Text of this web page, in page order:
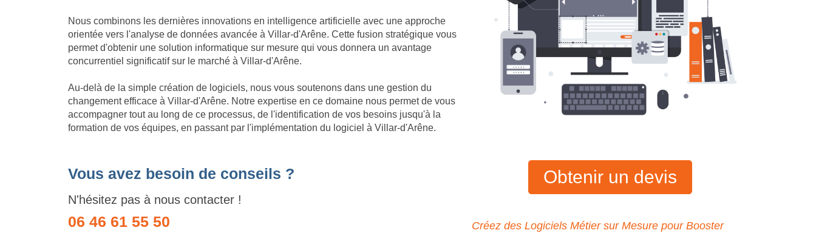
Nous combinons les dernières innovations en intelligence artificielle avec une approche
orientée vers l'analyse de données avancée à Villar-d'Arêne. Cette fusion stratégique vous
permet d'obtenir une solution informatique sur mesure qui vous donnera un avantage
concurrentiel significatif sur le marché à Villar-d'Arêne.
Au-delà de la simple création de logiciels, nous vous soutenons dans une gestion du
changement efficace à Villar-d'Arêne. Notre expertise en ce domaine nous permet de vous
accompagner tout au long de ce processus, de l'identification de vos besoins jusqu'à la
formation de vos équipes, en passant par l'implémentation du logiciel à Villar-d'Arêne.
Vous avez besoin de conseils ?
N'hésitez pas à nous contacter !
06 46 61 55 50
Obtenir un devis
Créez des Logiciels Métier sur Mesure pour Booster